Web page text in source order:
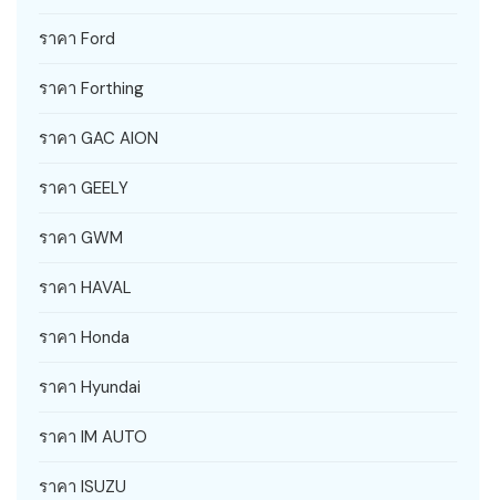
ราคา Ford
ราคา Forthing
ราคา GAC AION
ราคา GEELY
ราคา GWM
ราคา HAVAL
ราคา Honda
ราคา Hyundai
ราคา IM AUTO
ราคา ISUZU